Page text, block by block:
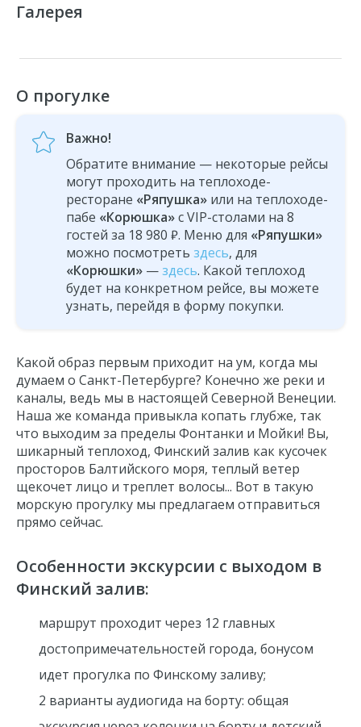
О прогулке
Важно!
Обратите внимание — некоторые рейсы
могут проходить на теплоходе-
ресторане «Ряпушка» или на теплоходе-
пабе «Корюшка»с VIP-столами на 8
гостей за 18 980 ₽. Меню для «Ряпушки»
можно посмотреть здесь, для
«Корюшки» —здесь. Какой теплоход
будет на конкретном рейсе, вы можете
узнать, перейдя в форму покупки.
Какой образ первым приходит на ум, когда мы
думаем о Санкт-Петербурге? Конечно же реки и
каналы, ведь мы в настоящей Северной Венеции.
Наша же команда привыкла копать глубже, так
что выходим за пределы Фонтанки и Мойки! Вы,
шикарный теплоход, Финский залив как кусочек
просторов Балтийского моря, теплый ветер
щекочет лицо и треплет волосы... Вот в такую
морскую прогулку мы предлагаем отправиться
прямо сейчас.
Особенности экскурсии с выходом в
Финский залив:
маршрут проходит через 12 главных
достопримечательностей города, бонусом
идет прогулка по Финскому заливу;
2 варианты аудиогида на борту: общая
Галерея